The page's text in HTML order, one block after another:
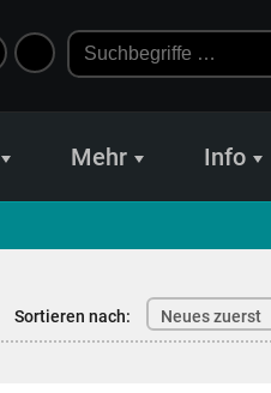
Mehr Info
Sortieren nach: Neues zuerst